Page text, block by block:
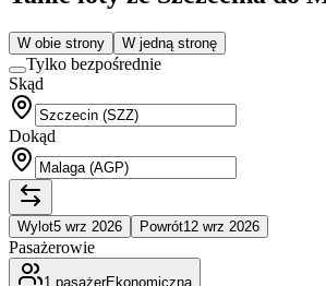
W obie strony W jedną stronę
Tylko bezpośrednie
Skąd
Dokąd
Wylot5 wrz 2026 Powrót12 wrz 2026
Pasażerowie
1 pasażerEkonomiczna